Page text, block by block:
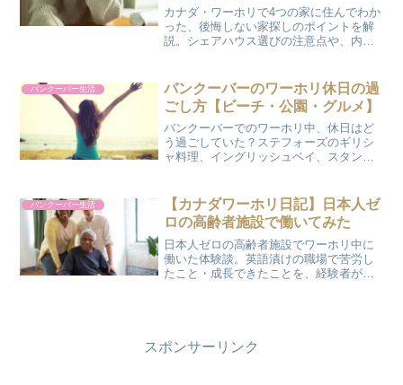
カナダ・ワーホリで4つの家に住んでわか
った、後悔しない家探しのポイントを解
説。シェアハウス選びの注意点や、内見
バンクーバー生活
バンクーバーのワーホリ休日の過
ごし方【ビーチ・公園・グルメ】
バンクーバーでのワーホリ中、休日はど
う過ごしていた？ステフォーズのギリシ
ャ料理、イングリッシュベイ、スタンレ
バンクーバー生活
【カナダワーホリ日記】日本人ゼ
ロの高齢者施設で働いてみた
日本人ゼロの高齢者施設でワーホリ中に
働いた体験談。英語漬けの職場で苦労し
たこと・成長できたことを、経験者がリ
スポンサーリンク